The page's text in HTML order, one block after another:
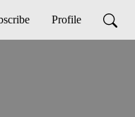
Profile